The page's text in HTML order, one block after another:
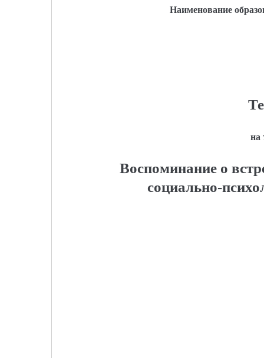
Наименование
на
Воспоминание о
социально-